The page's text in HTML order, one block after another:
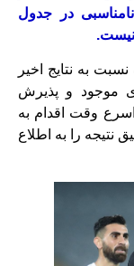
در جدول
به نتایج اخیر
موجود و پذیرش
اسرع وقت اقدام به
نتیجه را به اطلاع